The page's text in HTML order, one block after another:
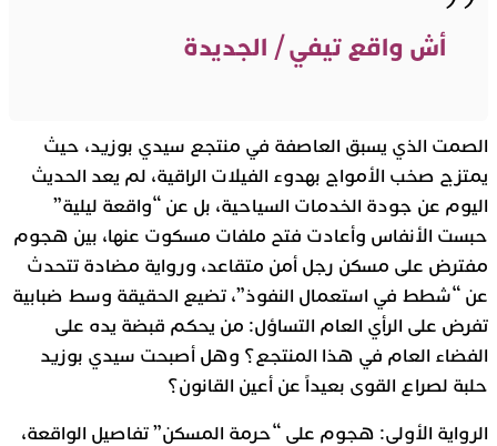
أش واقع تيفي / الجديدة
الصمت الذي يسبق العاصفة في منتجع سيدي بوزيد، حيث
يمتزج صخب الأمواج بهدوء الفيلات الراقية، لم يعد الحديث
اليوم عن جودة الخدمات السياحية، بل عن “واقعة ليلية”
حبست الأنفاس وأعادت فتح ملفات مسكوت عنها، بين هجوم
مفترض على مسكن رجل أمن متقاعد، ورواية مضادة تتحدث
عن “شطط في استعمال النفوذ”، تضيع الحقيقة وسط ضبابية
تفرض على الرأي العام التساؤل: من يحكم قبضة يده على
الفضاء العام في هذا المنتجع؟ وهل أصبحت سيدي بوزيد
حلبة لصراع القوى بعيداً عن أعين القانون؟
الرواية الأولى: هجوم على “حرمة المسكن” تفاصيل الواقعة،